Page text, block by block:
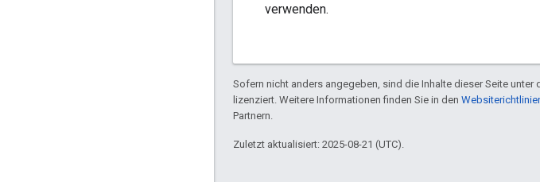
verwenden.
Sofern nicht anders angegeben, sind die Inhalte dieser Seite unter
lizenziert. Weitere Informationen finden Sie in den
Partnern.
Zuletzt aktualisiert: 2025-08-21 (UTC).